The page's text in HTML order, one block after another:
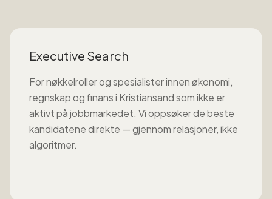
Executive Search
For nøkkelroller og spesialister innenøkonomi,
regnskap og finansi Kristiansandsom ikke er
aktivt på jobbmarkedet. Vi oppsøker de beste
kandidatene direkte — gjennom relasjoner, ikke
algoritmer.